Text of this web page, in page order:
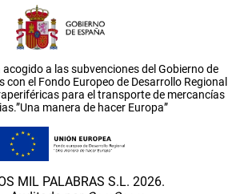
acogido a las subvenciones del Gobierno de
el Fondo Europeo de Desarrollo Regional
para el transporte de mercancías
manera de hacer Europa”
MIL PALABRAS S.L. 2026.